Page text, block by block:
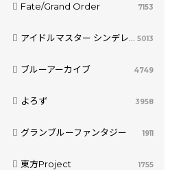
Fate/Grand Order 7153
アイドルマスター シンデレラガールズ 5013
ブルーアーカイブ 4749
よろず 3958
グランブルーファンタジー 1911
東方Project 1755